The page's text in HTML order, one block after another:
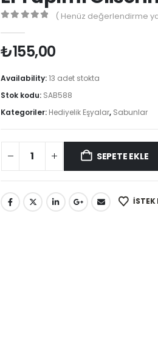
( Henüz değerlendirme
₺155,00
Availability:13 adet stokta
Stok kodu: SAB588
Kategoriler: Hediyelik Eşyalar, Sabunlar
SEPETE EKLE
İSTEK